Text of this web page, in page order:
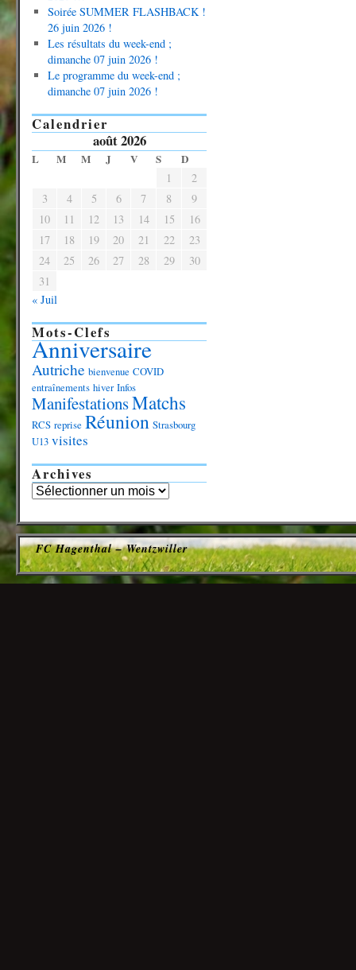
Soirée SUMMER FLASHBACK !
26 juin 2026 !
Les résultats du week-end ;
dimanche 07 juin 2026 !
Le programme du week-end ;
dimanche 07 juin 2026 !
Calendrier
août 2026
L M M J V S D
1
2
3
4 5 6 7 8
9
10
11 12 13 14 15
16
17
18 19 20 21 22
23
24
25 26 27 28 29
30
31
« Juil
Mots-Clefs
Anniversaire
Autriche bienvenue COVID
entraînements hiver Infos
ManifestationsMatchs
RCS reprise Réunion Strasbourg
U13 visites
Archives
FC Hagenthal – Wentzwiller